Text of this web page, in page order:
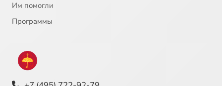
Им помогли
Программы